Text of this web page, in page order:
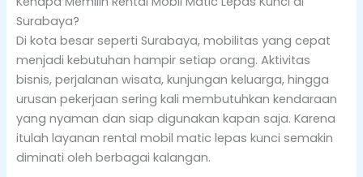
Surabaya?
Di kota besar seperti Surabaya, mobilitas yang cepat
menjadi kebutuhan hampir setiap orang. Aktivitas
bisnis, perjalanan wisata, kunjungan keluarga, hingga
urusan pekerjaan sering kali membutuhkan kendaraan
yang nyaman dan siap digunakan kapan saja. Karena
itulah layanan rental mobil matic lepas kunci semakin
diminati oleh berbagai kalangan.